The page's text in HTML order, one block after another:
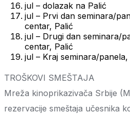
jul – dolazak na Palić
jul – Prvi dan seminara/
centar, Palić
jul – Drugi dan seminara/
centar, Palić
jul – Kraj seminara/
TROŠKOVI SMEŠTAJA
Mreža kinoprikazivača Srbije
rezervacije smeštaja učesnika